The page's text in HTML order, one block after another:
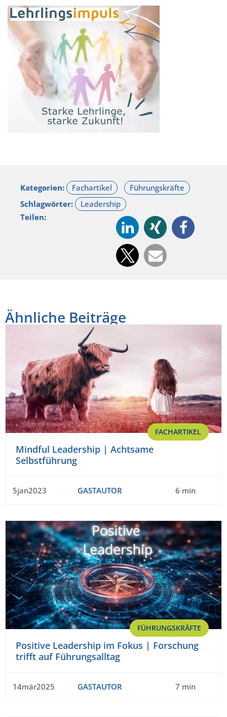
Kategorien:
Schlagwörter:
Teilen:
Ähnliche Beiträge
FACHARTIKEL
Mindful Leadership | Achtsame
Selbstführung
5jan2023 GASTAUTOR 6 min
FÜHRUNGSKRÄFTE
Positive Leadership im Fokus | Forschung
trifft auf Führungsalltag
14mär2025 GASTAUTOR 7 min